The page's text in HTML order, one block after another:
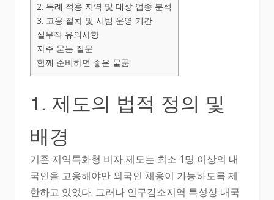
2. 특례 적용 지역 및 대상 업종 분석
3. 고용 절차 및 시범 운영 기간
실무적 유의사항
자주 묻는 질문
함께 준비하면 좋은 물품
1. 제도의 법적 정의 및
배경
기존 지역특화형 비자 제도는 최소 1명 이상의 내
국인을 고용해야만 외국인 채용이 가능하도록 제
한하고 있었다. 그러나 인구감소지역 특성상 내국